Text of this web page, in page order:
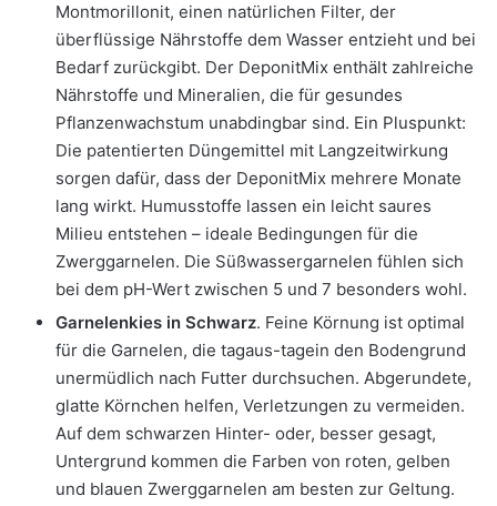
Montmorillonit, einen natürlichen Filter, der
überflüssige Nährstoffe dem Wasser entzieht und bei
Bedarf zurückgibt. Der DeponitMix enthält zahlreiche
Nährstoffe und Mineralien, die für gesundes
Pflanzenwachstum unabdingbar sind. Ein Pluspunkt:
Die patentierten Düngemittel mit Langzeitwirkung
sorgen dafür, dass der DeponitMix mehrere Monate
lang wirkt. Humusstoffe lassen ein leicht saures
Milieu entstehen – ideale Bedingungen für die
Zwerggarnelen. Die Süßwassergarnelen fühlen sich
bei dem pH-Wert zwischen 5 und 7 besonders wohl.
Garnelenkies in Schwarz. Feine Körnung ist optimal
für die Garnelen, die tagaus-tagein den Bodengrund
unermüdlich nach Futter durchsuchen. Abgerundete,
glatte Körnchen helfen, Verletzungen zu vermeiden.
Auf dem schwarzen Hinter- oder, besser gesagt,
Untergrund kommen die Farben von roten, gelben
und blauen Zwerggarnelen am besten zur Geltung.